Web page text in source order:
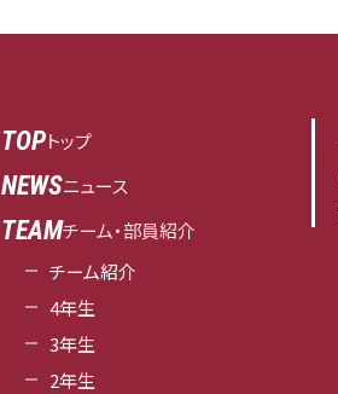
TOPトップ
NEWSニュース
TEAMチーム・部員紹介
チーム紹介
4年生
3年生
2年生